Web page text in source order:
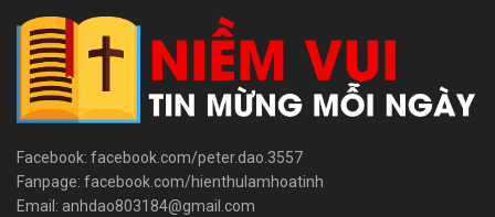
Facebook: facebook.com/peter.dao.3557
Fanpage: facebook.com/hienthulamhoatinh
Email: anhdao803184@gmail.com